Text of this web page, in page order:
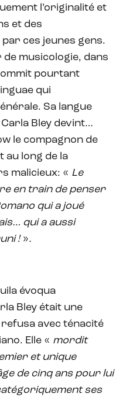
l’originalité et
et des
ces jeunes gens.
musicologie, dans
pourtant
qui
Sa langue
Bley devint…
le compagnon de
au long de la
malicieux: « Le
en train de penser
qui a joué
qui a aussi
! ».
évoqua
Bley était une
avec ténacité
Elle « mordit
et unique
de cinq ans pour lui
ses